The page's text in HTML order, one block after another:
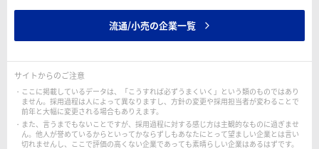
流通/小売の企業一覧
サイトからのご注意
ここに掲載しているデータは、「こうすれば必ずうまくいく」という類のものではあり
ません。採用過程は人によって異なりますし、方針の変更や採用担当者が変わることで
前年と大幅に変更される場合もありえます。
また、言うまでもないことですが、採用過程に対する感じ方は主観的なものに過ぎませ
ん。他人が誉めているからといってかならずしもあなたにとって望ましい企業とは言い
切れませんし、ここで評価の高くない企業であっても素晴らしい企業はあるはずです。